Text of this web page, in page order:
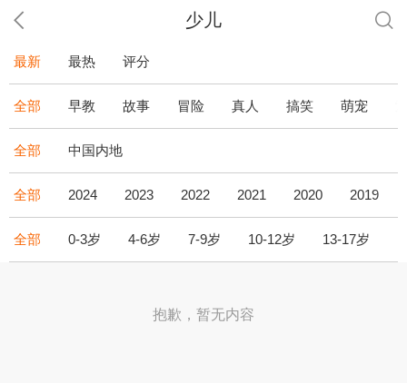
少儿
最新 最热 评分
全部 早教 故事 冒险 真人 搞笑 萌宠
全部 中国内地
全部 2024 2023 2022 2021 2020 2019
全部 0-3岁 4-6岁 7-9岁 10-12岁 13-17岁
抱歉，暂无内容